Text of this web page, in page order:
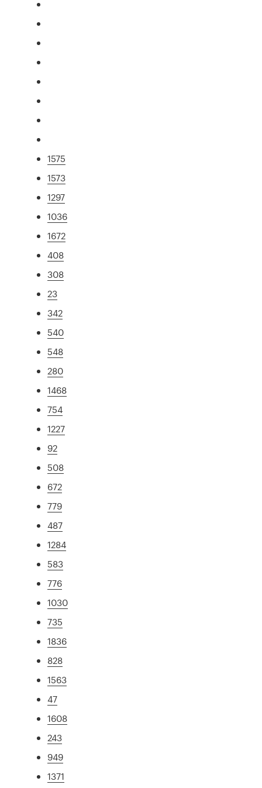
1575
1573
1297
1036
1672
408
308
23
342
540
548
280
1468
754
1227
92
508
672
779
487
1284
583
776
1030
735
1836
828
1563
47
1608
243
949
1371